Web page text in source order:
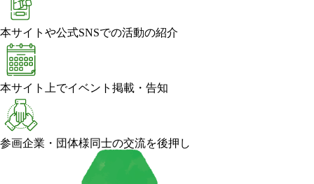
本サイトや公式SNSでの活動の紹介
本サイト上でイベント掲載・告知
参画企業・団体様同士の交流を後押し